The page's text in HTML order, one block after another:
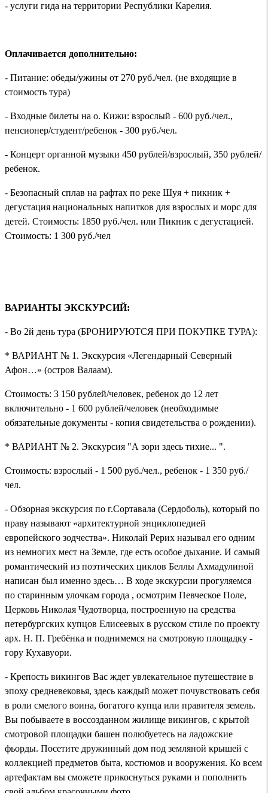
- услуги гида на территории Республики Карелия.
Оплачивается дополнительно:
- Питание: обеды/ужины от 270 руб./чел. (не входящие в
стоимость тура)
- Входные билеты на о. Кижи: взрослый - 600 руб./чел.,
пенсионер/студент/ребенок - 300 руб./чел.
- Концерт органной музыки 450 рублей/взрослый, 350 рублей/
ребенок.
- Безопасный сплав на рафтах по реке Шуя + пикник +
дегустация национальных напитков для взрослых и морс для
детей. Стоимость: 1850 руб./чел. или Пикник с дегустацией.
Стоимость: 1 300 руб./чел
ВАРИАНТЫ ЭКСКУРСИЙ:
- Во 2й день тура (БРОНИРУЮТСЯ ПРИ ПОКУПКЕ ТУРА):
* ВАРИАНТ № 1. Экскурсия «Легендарный Северный
Афон…» (остров Валаам).
Стоимость: 3 150 рублей/человек, ребенок до 12 лет
включительно - 1 600 рублей/человек (необходимые
обязательные документы - копия свидетельства о рождении).
* ВАРИАНТ № 2. Экскурсия "А зори здесь тихие... ".
Стоимость: взрослый - 1 500 руб./чел., ребенок - 1 350 руб./
чел.
- Обзорная экскурсия по г.Сортавала (Сердоболь), который по
праву называют «архитектурной энциклопедией
европейского зодчества». Николай Рерих называл его одним
из немногих мест на Земле, где есть особое дыхание. И самый
романтический из поэтических циклов Беллы Ахмадулиной
написан был именно здесь… В ходе экскурсии прогуляемся
по старинным улочкам города , осмотрим Певческое Поле,
Церковь Николая Чудотворца, построенную на средства
петербургских купцов Елисеевых в русском стиле по проекту
арх. Н. П. Гребёнка и поднимемся на смотровую площадку -
гору Кухавуори.
- Крепость викингов Вас ждет увлекательное путешествие в
эпоху средневековья, здесь каждый может почувствовать себя
в роли смелого воина, богатого купца или правителя земель.
Вы побываете в воссозданном жилище викингов, с крытой
смотровой площадки башен полюбуетесь на ладожские
фьорды. Посетите дружинный дом под земляной крышей с
коллекцией предметов быта, костюмов и вооружения. Ко всем
артефактам вы сможете прикоснуться руками и пополнить